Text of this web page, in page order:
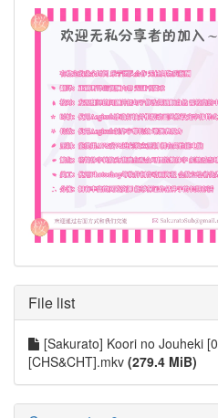
File list
[Sakurato] Koori no Jouheki
[CHS&CHT].mkv (279.4 MiB)